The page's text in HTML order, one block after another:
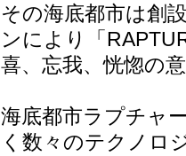
その海底都市は創
ンにより「
喜、忘我、恍惚の
海底都市ラプチャ
く数々のテクノロ